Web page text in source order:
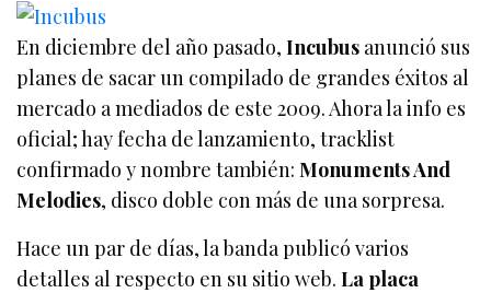
En diciembre del año pasado,Incubus anunció sus
planes de sacar un compilado de grandes éxitos al
mercado a mediados de este 2009. Ahora la info es
oficial; hay fecha de lanzamiento, tracklist
confirmado y nombre también:Monuments And
Melodies, disco doble con más de una sorpresa.
Hace un par de días, la banda publicó varios
detalles al respecto en su sitio web.La placa